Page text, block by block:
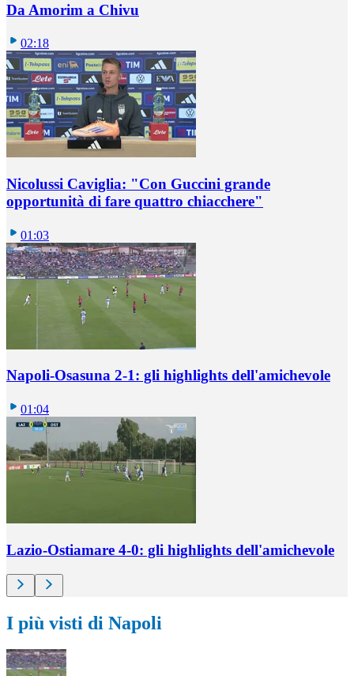
Da Amorim a Chivu
02:18
Nicolussi Caviglia: "Con Guccini grande
opportunità di fare quattro chiacchere"
01:03
Napoli-Osasuna 2-1: gli highlights dell'amichevole
01:04
Lazio-Ostiamare 4-0: gli highlights dell'amichevole
I più visti di Napoli